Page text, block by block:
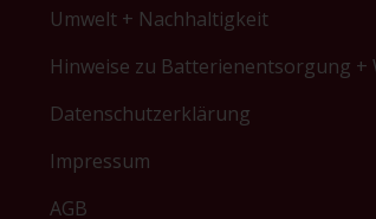
Umwelt + Nachhaltigkeit
Hinweise zu Batterienentsorgung +
Datenschutzerklärung
Impressum
AGB